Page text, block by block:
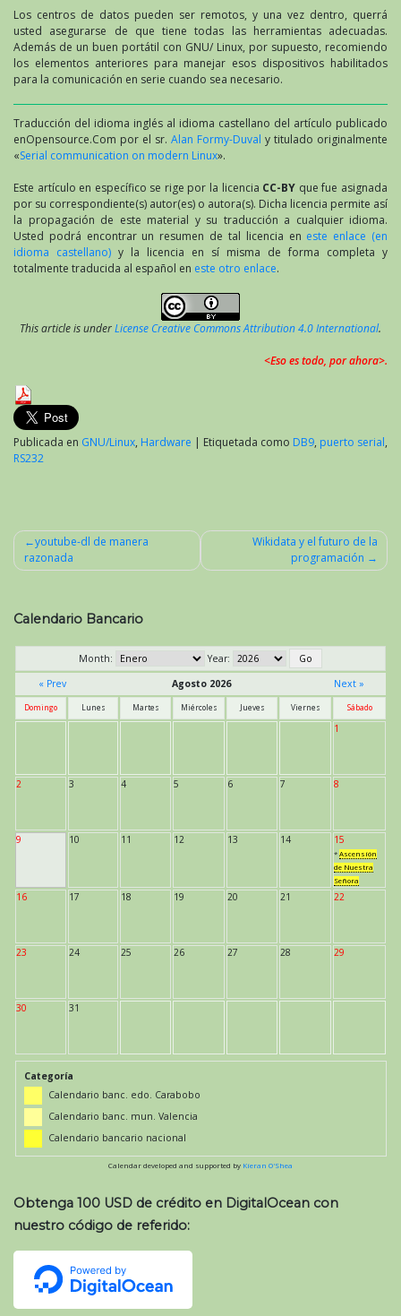
Los centros de datos pueden ser remotos, y una vez dentro, querrá
usted asegurarse de que tiene todas las herramientas adecuadas.
Además de un buen portátil con GNU/ Linux, por supuesto, recomiendo
los elementos anteriores para manejar esos dispositivos habilitados
para la comunicación en serie cuando sea necesario.
Traducción del idioma inglés al idioma castellano del artículo publicado
enOpensource.Com por el sr. Alan Formy-Duval y titulado originalmente
«Serial communication on modern Linux».
Este artículo en específico se rige por la licencia CC-BY que fue asignada
por su correspondiente(s) autor(es) o autora(s). Dicha licencia permite así
la propagación de este material y su traducción a cualquier idioma.
Usted podrá encontrar un resumen de tal licencia en este enlace (en
idioma castellano) y la licencia en sí misma de forma completa y
totalmente traducida al español en este otro enlace.
This article is underLicense Creative Commons Attribution 4.0 International.
<Eso es todo, por ahora>.
Publicada en GNU/Linux, Hardware | Etiquetada como DB9, puerto serial,
RS232
Navegación
entradas
youtube-dl de manera
razonada
Wikidata y el futuro de la
programación
Calendario Bancario
Month:
Year:
« Prev
Agosto 2026 Next »
Domingo Lunes Martes Miércoles Jueves Viernes Sábado
1
2 3 4 5 6 7 8
9 10 11 12 13 14 15
* Ascensión
de Nuestra
Señora
16 17 18 19 20 21 22
23 24 25 26 27 28 29
30 31
Categoría
Calendario banc. edo. Carabobo
Calendario banc. mun. Valencia
Calendario bancario nacional
Calendar developed and supported by Kieran O'Shea
Obtenga 100 USD de crédito en DigitalOcean con
nuestro código de referido: